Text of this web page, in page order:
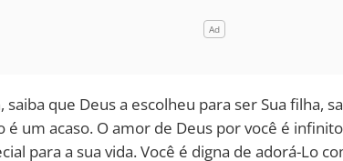
saiba que Deus a escolheu para ser Sua filha,
é um acaso. O amor de Deus por você é
para a sua vida. Você é digna de adorá-Lo